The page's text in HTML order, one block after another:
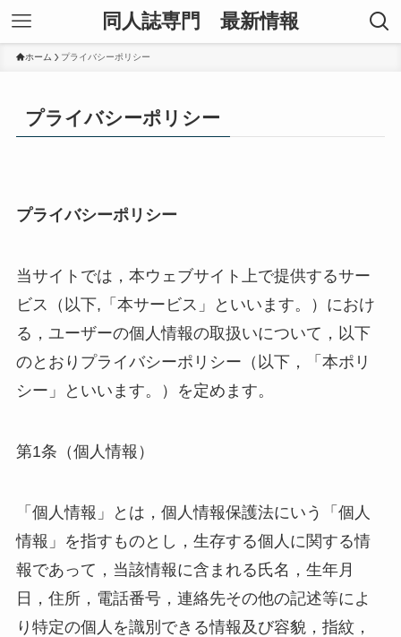
同人誌専門 最新情報
ホーム プライバシーポリシー
プライバシーポリシー
プライバシーポリシー
当サイトでは，本ウェブサイト上で提供するサー
ビス（以下,「本サービス」といいます。）におけ
る，ユーザーの個人情報の取扱いについて，以下
のとおりプライバシーポリシー（以下，「本ポリ
シー」といいます。）を定めます。
第1条（個人情報）
「個人情報」とは，個人情報保護法にいう「個人
情報」を指すものとし，生存する個人に関する情
報であって，当該情報に含まれる氏名，生年月
日，住所，電話番号，連絡先その他の記述等によ
り特定の個人を識別できる情報及び容貌，指紋，